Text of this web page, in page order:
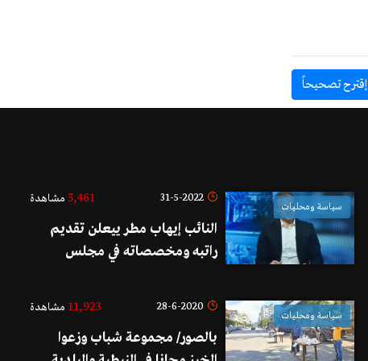
إقترح تصحيحاً
سياسة ومحليات
31-5-2022
5,461 مشاهدة
النائب إيهاب مطر ييعلن تقديم
راتبه ومخصصاته في مجلس
والبداية مع الجيش اللبناني!
سياسة ومحليات
28-6-2020
11,923 مشاهدة
بالصور/ مجموعة شباب وزعوا